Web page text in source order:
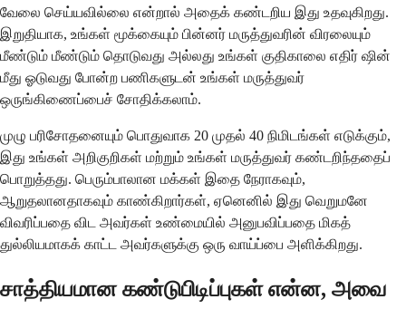
வேலை செய்யவில்லை என்றால் அதைக் கண்டறிய இது உதவுகிறது.
இறுதியாக, உங்கள் மூக்கையும் பின்னர் மருத்துவரின் விரலையும்
மீண்டும் மீண்டும் தொடுவது அல்லது உங்கள் குதிகாலை எதிர் ஷின்
மீது ஓடுவது போன்ற பணிகளுடன் உங்கள் மருத்துவர்
ஒருங்கிணைப்பைச் சோதிக்கலாம்.
முழு பரிசோதனையும் பொதுவாக 20 முதல் 40 நிமிடங்கள் எடுக்கும்,
இது உங்கள் அறிகுறிகள் மற்றும் உங்கள் மருத்துவர் கண்டறிந்ததைப்
பொறுத்தது. பெரும்பாலான மக்கள் இதை நேராகவும்,
ஆறுதலானதாகவும் காண்கிறார்கள், ஏனெனில் இது வெறுமனே
விவரிப்பதை விட அவர்கள் உண்மையில் அனுபவிப்பதை மிகத்
துல்லியமாகக் காட்ட அவர்களுக்கு ஒரு வாய்ப்பை அளிக்கிறது.
சாத்தியமான கண்டுபிடிப்புகள் என்ன, அவை